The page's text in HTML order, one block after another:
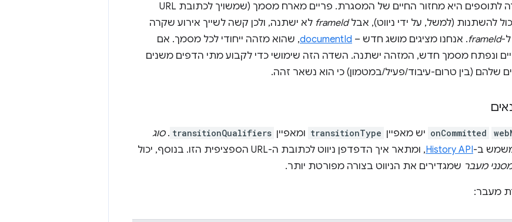
בעיה נוספת שקשורה לתוספים היא מחזור החיים של המסגרת. פריים מארח מסמך (שמשויך לכתובת URL
להשתנות (למשל, על ידי ניווט), אבלframeId לא ישתנה, ולכן קשה לשייך אירוע שקרה
frameId. אנחנו מציגים מושג חדש – documentId, שהוא מזהה ייחודי לכל מסמך. אם
ונפתח מסמך חדש, המזהה ישתנה. השדה הזה שימושי כדי לקבוע מתי הדפים משנים
שלהם (בין טרום-עיבוד/פעיל/במטמון) כי הוא נשאר זהה.
onCommitted יש מאפיין transitionType ומאפיין transitionQualifiers
.סוג
ב-History API
, ומתאר איך הדפדפן ניווט לכתובת ה-URL הספציפית הזו. בנוסף, יכול
מעבר שמגדירים את הניווט בצורה מפורטת יותר.
מעבר: